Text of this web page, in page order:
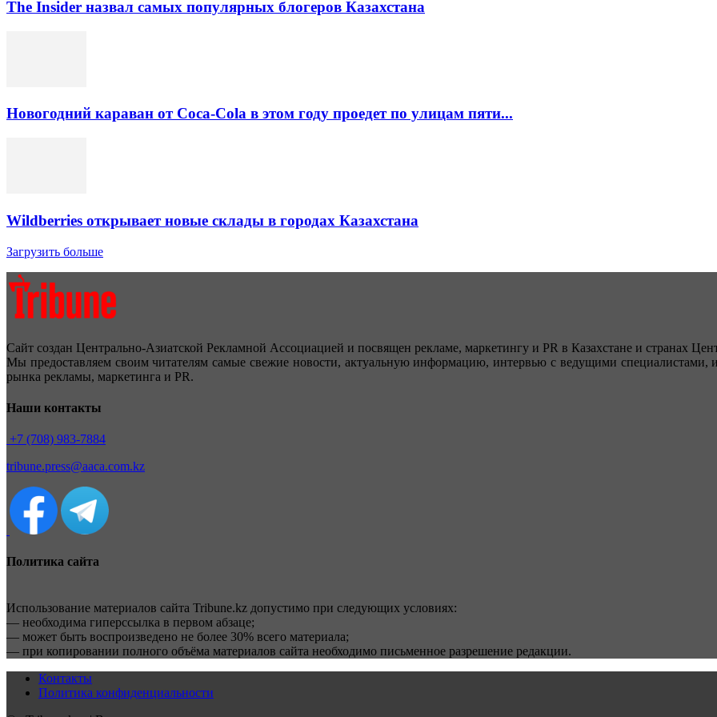
The Insider назвал самых популярных блогеров Казахстана
Новогодний караван от Coca-Cola в этом году проедет по улицам пяти...
Wildberries открывает новые склады в городах Казахстана
Загрузить больше
Сайт создан Центрально-Азиатской Рекламной Ассоциацией и посвящен рекламе, маркетингу и PR в Казахстане и странах
Мы предоставляем своим читателям самые свежие новости, актуальную информацию, интервью с ведущими специалистами,
рынка рекламы, маркетинга и PR.
Наши контакты
+7 (708) 983-7884
tribune.press@aaca.com.kz
Политика сайта
Использование материалов сайта Tribune.kz допустимо при следующих условиях:
— необходима гиперссылка в первом абзаце;
— может быть воспроизведено не более 30% всего материала;
— при копировании полного объёма материалов сайта необходимо письменное разрешение редакции.
Контакты
Политика конфиденциальности